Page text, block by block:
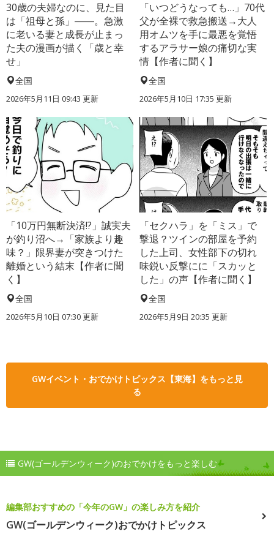
30歳の夫婦なのに、見た目
は「祖母と孫」――。急激
に老いる妻と成長が止まっ
た夫の漫画が描く「歳と幸
せ」
全国
2026年5月11日 09:43 更新
「いつどうなっても…」70代
父が全裸で救急搬送→大人
用オムツを手に最悪を覚悟
するアラサー娘の痛切な実
情【作者に聞く】
全国
2026年5月10日 17:35 更新
「10万円無断決済!?」誠実夫
が釣り沼へ→「家族より趣
味？」限界妻が突きつけた
離婚という結末【作者に聞
く】
全国
2026年5月10日 07:30 更新
「セクハラ」を「ミス」で
撃退？ツインの部屋を予約
した上司、女性部下の切れ
味鋭い反撃にに「スカッと
した」の声【作者に聞く】
全国
2026年5月9日 20:35 更新
GWイベント・おでかけトピックス【東海】をもっと見
る
GW(ゴールデンウィーク)のおでかけをもっと楽しむ
編集部おすすめの「今年のGW」の楽しみ方を紹介
GW(ゴールデンウィーク)おでかけトピックス